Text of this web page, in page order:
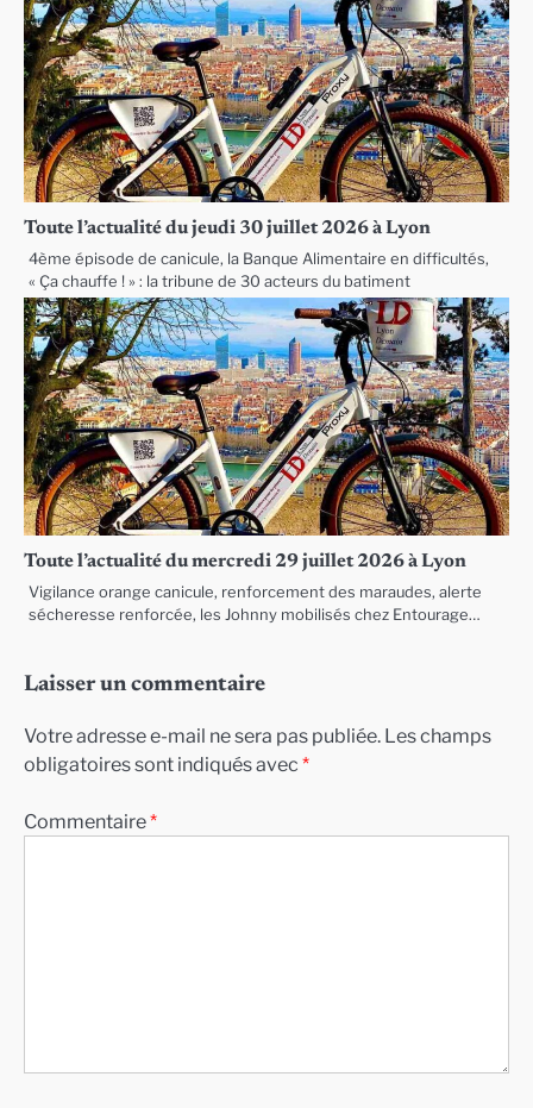
Toute l’actualité du jeudi 30 juillet 2026 à Lyon
4ème épisode de canicule, la Banque Alimentaire en difficultés,
« Ça chauffe ! » : la tribune de 30 acteurs du batiment
Toute l’actualité du mercredi 29 juillet 2026 à Lyon
Vigilance orange canicule, renforcement des maraudes, alerte
sécheresse renforcée, les Johnny mobilisés chez Entourage…
Laisser un commentaire
Votre adresse e-mail ne sera pas publiée. Les champs
obligatoires sont indiqués avec *
Commentaire*